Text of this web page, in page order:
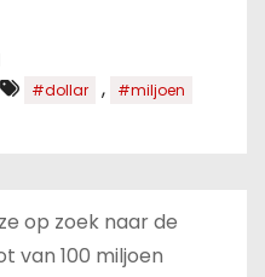
#dollar , #miljoen
op zoek naar de
van 100 miljoen